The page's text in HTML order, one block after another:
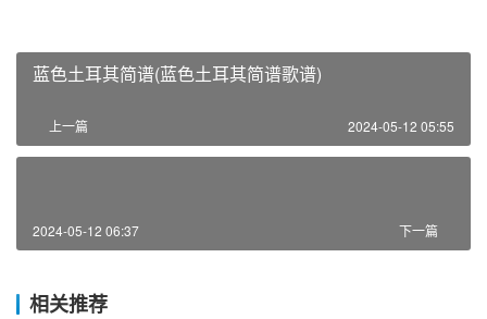
蓝色土耳其简谱(蓝色土耳其简谱歌谱)
上一篇 2024-05-12 05:55
下一篇
2024-05-12 06:37
相关推荐